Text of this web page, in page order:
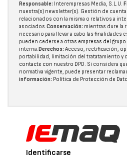
Responsable: Interempresas Media, S.L.U.
nuestra(s) newsletter(s). Gestión de
relacionados con la misma o relativos a
asociados.Conservación: mientras dure la
necesario para llevar a cabo las finalidades
pueden cederse a otras empresas del grupo
interna.Derechos: Acceso, rectificación,
portabilidad, limitación del tratatamiento y
contacte con nuestro DPD. Si considera
normativa vigente, puede presentar
información: Política de Protección de
Identificarse